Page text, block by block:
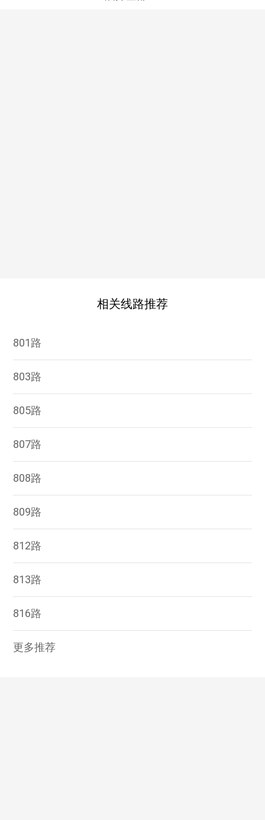
相关线路推荐
801路
803路
805路
807路
808路
809路
812路
813路
816路
更多推荐